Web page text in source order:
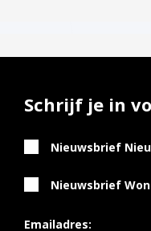
Bedrijfsaanbod
Diensten
Kopen
Huren
Schrijf je in
Nieuwsbrief
Nieuwsbrief
Emailadres: